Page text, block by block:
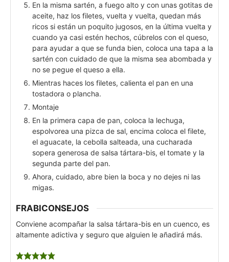
En la misma sartén, a fuego alto y con unas gotitas de
aceite, haz los filetes, vuelta y vuelta, quedan más
ricos si están un poquito jugosos, en la última vuelta y
cuando ya casi estén hechos, cúbrelos con el queso,
para ayudar a que se funda bien, coloca una tapa a la
sartén con cuidado de que la misma sea abombada y
no se pegue el queso a ella.
Mientras haces los filetes, calienta el pan en una
tostadora o plancha.
Montaje
En la primera capa de pan, coloca la lechuga,
espolvorea una pizca de sal, encima coloca el filete,
el aguacate, la cebolla salteada, una cucharada
sopera generosa de salsa tártara-bis, el tomate y la
segunda parte del pan.
Ahora, cuidado, abre bien la boca y no dejes ni las
migas.
FRABICONSEJOS
Conviene acompañar la salsa tártara-bis en un cuenco, es
altamente adictiva y seguro que alguien le añadirá más.